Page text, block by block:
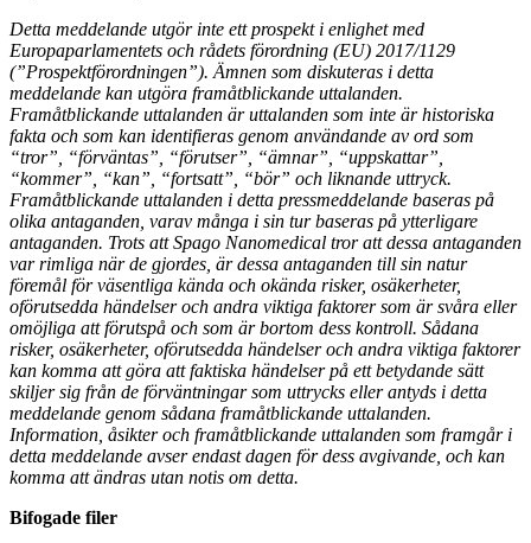
Detta meddelande utgör inte ett prospekt i enlighet med
Europaparlamentets och rådets förordning (EU) 2017/1129
(”Prospektförordningen”). Ämnen som diskuteras i detta
meddelande kan utgöra framåtblickande uttalanden.
Framåtblickande uttalanden är uttalanden som inte är historiska
fakta och som kan identifieras genom användande av ord som
“tror”, “förväntas”, “förutser”, “ämnar”, “uppskattar”,
“kommer”, “kan”, “fortsatt”, “bör” och liknande uttryck.
Framåtblickande uttalanden i detta pressmeddelande baseras på
olika antaganden, varav många i sin tur baseras på ytterligare
antaganden. Trots att Spago Nanomedical tror att dessa antaganden
var rimliga när de gjordes, är dessa antaganden till sin natur
föremål för väsentliga kända och okända risker, osäkerheter,
oförutsedda händelser och andra viktiga faktorer som är svåra eller
omöjliga att förutspå och som är bortom dess kontroll. Sådana
risker, osäkerheter, oförutsedda händelser och andra viktiga faktorer
kan komma att göra att faktiska händelser på ett betydande sätt
skiljer sig från de förväntningar som uttrycks eller antyds i detta
meddelande genom sådana framåtblickande uttalanden.
Information, åsikter och framåtblickande uttalanden som framgår i
detta meddelande avser endast dagen för dess avgivande, och kan
komma att ändras utan notis om detta.
Bifogade filer